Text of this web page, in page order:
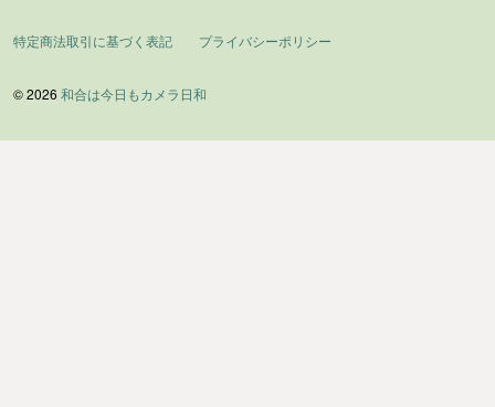
特定商法取引に基づく表記 プライバシーポリシー
© 2026 和合は今日もカメラ日和